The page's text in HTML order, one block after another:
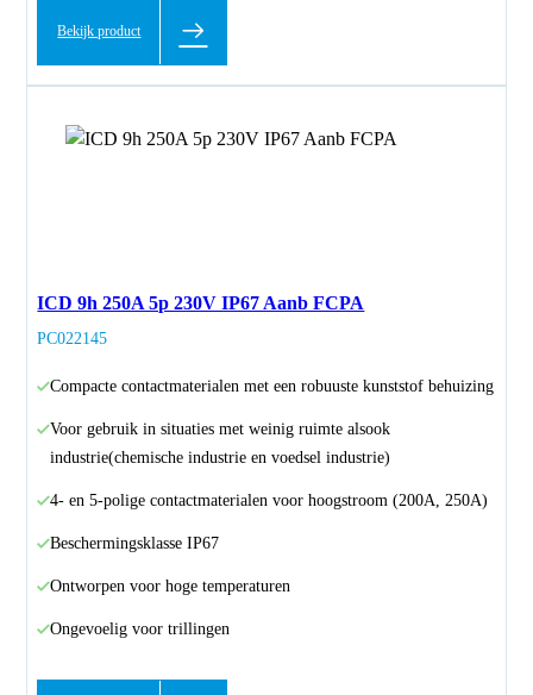
Bekijk product
ICD 9h 250A 5p 230V IP67 Aanb FCPA
PC022145
Compacte contactmaterialen met een robuuste kunststof behuizing
Voor gebruik in situaties met weinig ruimte alsook
industrie(chemische industrie en voedsel industrie)
4- en 5-polige contactmaterialen voor hoogstroom (200A, 250A)
Beschermingsklasse IP67
Ontworpen voor hoge temperaturen
Ongevoelig voor trillingen